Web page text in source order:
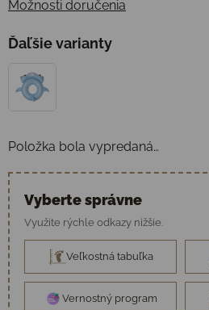
Možnosti doručenia
Ďaľšie varianty
Položka bola vypredaná…
Vyberte správne
Využite rýchle odkazy nižšie.
Veľkostná tabuľka
Vernostný program